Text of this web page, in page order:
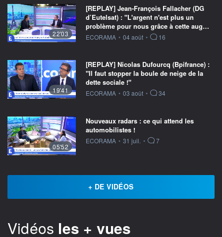
22'03
[REPLAY] Jean-François Fallacher (DG
d’Eutelsat) : "L'argent n'est plus un
problème pour nous grâce à cette aug…
information fournie par
ECORAMA • 04 août • 16
19'41
[REPLAY] Nicolas Dufourcq (Bpifrance) :
"Il faut stopper la boule de neige de la
dette sociale !"
information fournie par
ECORAMA • 03 août • 34
05'52
Nouveaux radars : ce qui attend les
automobilistes !
information fournie par
ECORAMA • 31 juil. • 7
+ DE VIDÉOS
Vidéos les + vues